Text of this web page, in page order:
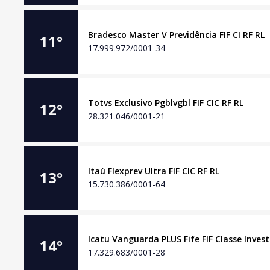
11°
Bradesco Master V Previdência FIF CI RF RL
17.999.972/0001-34
12°
Totvs Exclusivo Pgblvgbl FIF CIC RF RL
28.321.046/0001-21
13°
Itaú Flexprev Ultra FIF CIC RF RL
15.730.386/0001-64
14°
Icatu Vanguarda PLUS Fife FIF Classe
17.329.683/0001-28